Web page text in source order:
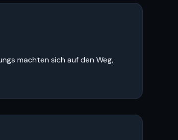
machten sich auf den Weg,